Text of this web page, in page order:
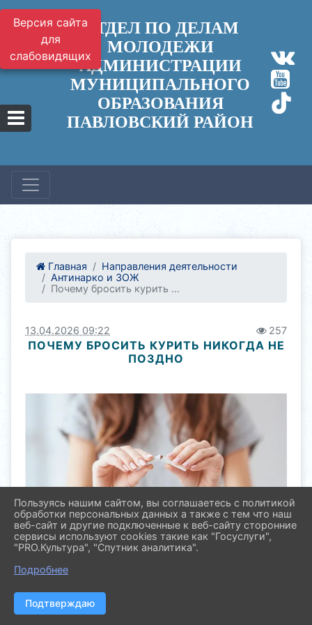
Версия сайта
для
слабовидящих
ОТДЕЛ ПО ДЕЛАМ
МОЛОДЕЖИ
АДМИНИСТРАЦИИ
МУНИЦИПАЛЬНОГО
ОБРАЗОВАНИЯ
ПАВЛОВСКИЙ РАЙОН
Главная
Направления деятельности
Антинарко и ЗОЖ
Почему бросить курить ...
13.04.2026 09:22 257
ПОЧЕМУ БРОСИТЬ КУРИТЬ НИКОГДА НЕ
ПОЗДНО
поздно бросать вредную привычку
На пути к избавлению от зависимости пациента
Пользуясь нашим сайтом, вы соглашаетесь с политикой
обработки персональных данных а также с тем что наш
веб-сайт и другие подключенные к веб-сайту сторонние
сервисы используют cookies такие как "Госуслуги",
"PRO.Культура", "Спутник аналитика".
Подробнее
Подтверждаю